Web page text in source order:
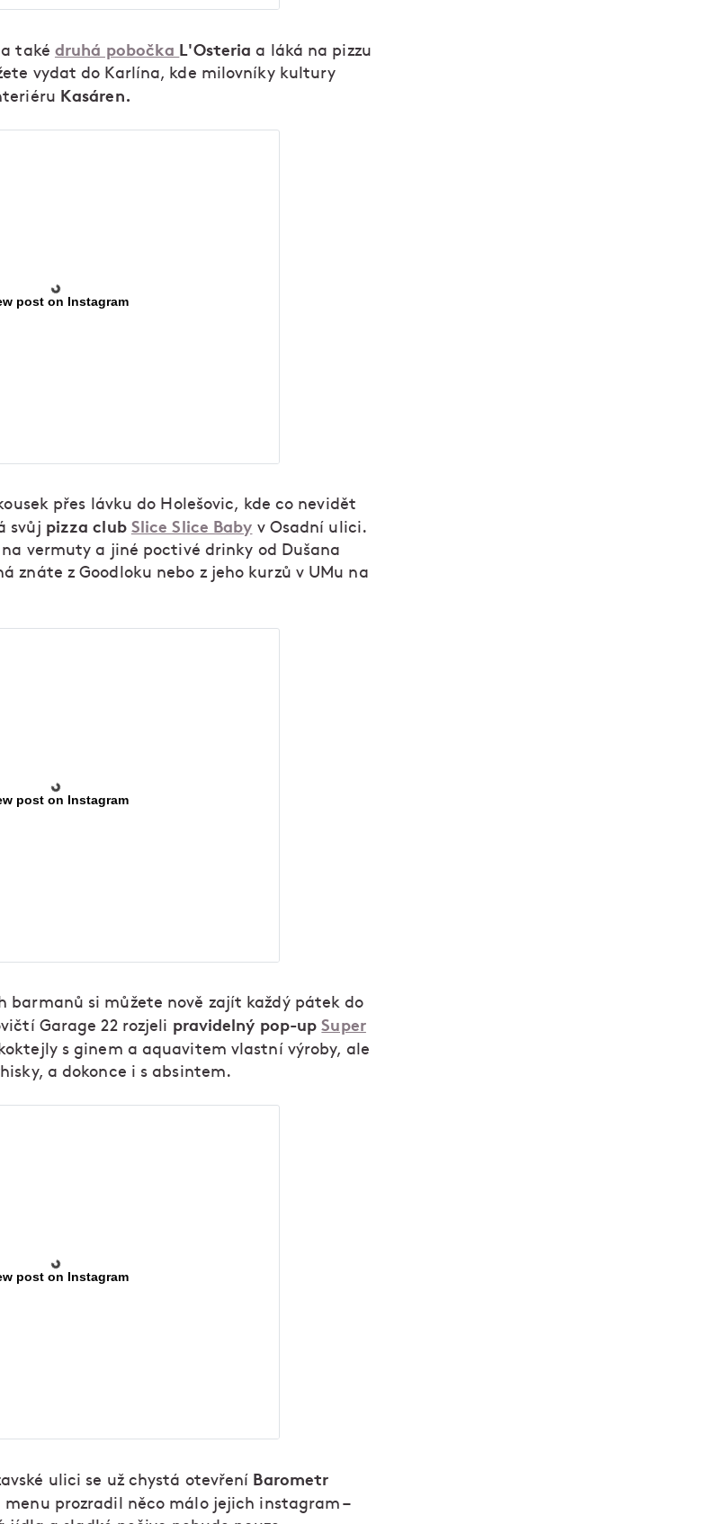
také druhá pobočka L'Osteria a láká na pizzu
vydat do Karlína, kde milovníky kultury
Kasáren.
post on Instagram
přes lávku do Holešovic, kde co nevidět
svůj pizza club Slice Slice Baby v Osadní ulici.
vermuty a jiné poctivé drinky od Dušana
znáte z Goodloku nebo z jeho kurzů v UMu na
post on Instagram
barmanů si můžete nově zajít každý pátek do
Garage 22 rozjeli pravidelný pop-upSuper
s ginem a aquavitem vlastní výroby, ale
a dokonce i s absintem.
post on Instagram
ulici se už chystá otevření Barometr
menu prozradil něco málo jejich instagram –